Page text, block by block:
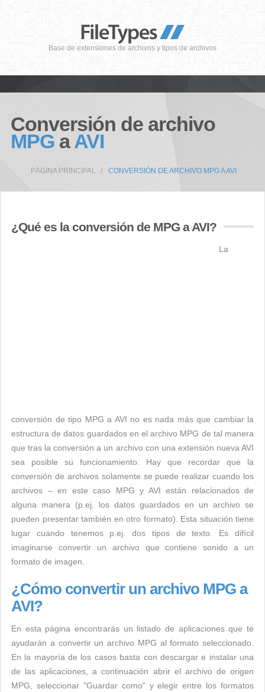
Base de extensiones de archivos y tipos de archivos
Conversión de archivo
MPG aAVI
PÁGINA PRINCIPAL CONVERSIÓN DE ARCHIVO MPG A AVI
¿Qué es la conversión de MPG a AVI?
La
conversión de tipo MPG a AVI no es nada más que cambiar la
estructura de datos guardados en el archivo MPG de tal manera
que tras la conversión a un archivo con una extensión nueva AVI
sea posible su funcionamiento. Hay que recordar que la
conversión de archivos solamente se puede realizar cuando los
archivos – en este caso MPG y AVI están relacionados de
alguna manera (p.ej. los datos guardados en un archivo se
pueden presentar también en otro formato). Esta situación tiene
lugar cuando tenemos p.ej. dos tipos de texto. Es difícil
imaginarse convertir un archivo que contiene sonido a un
formato de imagen.
¿Cómo convertir un archivo MPG a
AVI?
En esta página encontrarás un listado de aplicaciones que te
ayudarán a convertir un archivo MPG al formato seleccionado.
En la mayoría de los casos basta con descargar e instalar una
de las aplicaciones, a continuación abrir el archivo de origen
MPG, seleccionar "Guardar como" y elegir entre los formatos